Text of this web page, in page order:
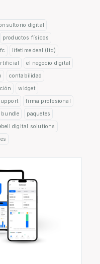
digital
productos físicos
lifetime deal (ltd)
el negocio digital
contabilidad
widget
firma profesional
bundle
paquetes
digital solutions